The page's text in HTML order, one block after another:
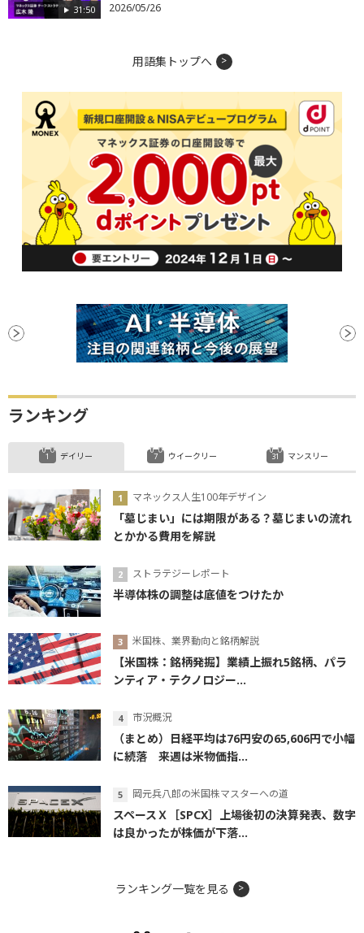
31:50 2026/05/26
用語集トップへ
ランキング
デイリー
マネックス人生100年デザイン
「墓じまい」には期限がある？墓じまいの流れ
とかかる費用を解説
ストラテジーレポート
半導体株の調整は底値をつけたか
米国株、業界動向と銘柄解説
【米国株：銘柄発掘】業績上振れ5銘柄、パラ
ンティア・テクノロジー...
市況概況
（まとめ）日経平均は76円安の65,606円で小幅
に続落 来週は米物価指...
岡元兵八郎の米国株マスターへの道
スペースＸ［SPCX］上場後初の決算発表、数字
は良かったが株価が下落...
ウイークリー マンスリー
ランキング一覧を見る